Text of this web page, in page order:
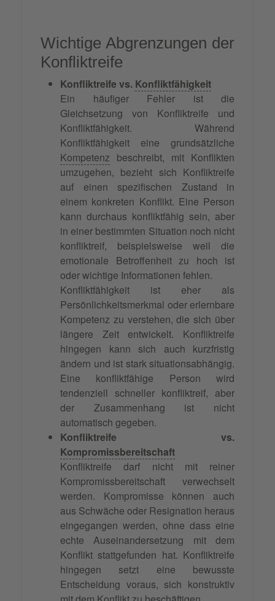
Wichtige Abgrenzungen der
Konfliktreife
Konfliktreife vs. Konfliktfähigkeit
Ein häufiger Fehler ist die
Gleichsetzung von Konfliktreife und
Konfliktfähigkeit. Während
Konfliktfähigkeit eine grundsätzliche
Kompetenz beschreibt, mit Konflikten
umzugehen, bezieht sich Konfliktreife
auf einen spezifischen Zustand in
einem konkreten Konflikt. Eine Person
kann durchaus konfliktfähig sein, aber
in einer bestimmten Situation noch nicht
konfliktreif, beispielsweise weil die
emotionale Betroffenheit zu hoch ist
oder wichtige Informationen fehlen.
Konfliktfähigkeit ist eher als
Persönlichkeitsmerkmal oder erlernbare
Kompetenz zu verstehen, die sich über
längere Zeit entwickelt. Konfliktreife
hingegen kann sich auch kurzfristig
ändern und ist stark situationsabhängig.
Eine konfliktfähige Person wird
tendenziell schneller konfliktreif, aber
der Zusammenhang ist nicht
automatisch gegeben.
Konfliktreife vs.
Kompromissbereitschaft
Konfliktreife darf nicht mit reiner
Kompromissbereitschaft verwechselt
werden. Kompromisse können auch
aus Schwäche oder Resignation heraus
eingegangen werden, ohne dass eine
echte Auseinandersetzung mit dem
Konflikt stattgefunden hat. Konfliktreife
hingegen setzt eine bewusste
Entscheidung voraus, sich konstruktiv